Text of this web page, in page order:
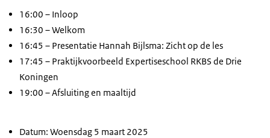
16:00 – Inloop
16:30 – Welkom
16:45 – Presentatie Hannah Bijlsma: Zicht op de les
17:45 – Praktijkvoorbeeld Expertiseschool RKBS de Drie
Koningen
19:00 – Afsluiting en maaltijd
Datum: Woensdag 5 maart 2025